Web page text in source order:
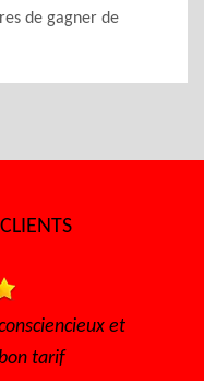
de gagner de
et
tarif